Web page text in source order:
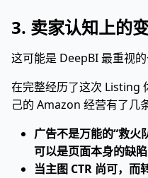
3. 卖家认知上的
这可能是 DeepBI 最重视的
在完整经历了这次 Listing
己的 Amazon 经营有了几
广告不是万能的“救火
可以是页面本身的缺陷
当主图 CTR 尚可，而